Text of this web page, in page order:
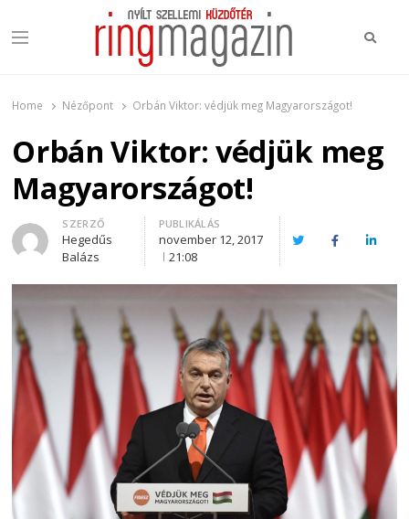
Menu
Home Nézőpont Orbán Viktor: védjük meg Magyarországot!
Orbán Viktor: védjük meg
Magyarországot!
Author
SZERZŐ
Hegedűs
Balázs
PUBLIKÁLÁS
november 12, 2017
21:08
TwitterFacebook